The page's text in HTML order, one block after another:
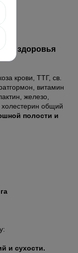
здоровья
крови, ТТГ, св.
витамин
железо,
холестерин общий
полости и
и сухости.